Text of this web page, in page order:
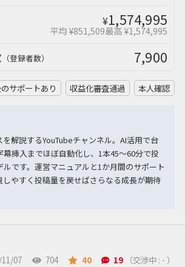
¥1,574,995
平均 ¥851,509最高 ¥1,574,995
（登録者数） 7,900
サポートあり 収益化審査通過 本人確認
解説するYouTubeチャンネル。AI活用で台
挿入までほぼ自動化し、1本45〜60分で投
です。運営マニュアルと1か月間のサポート
やすく投稿量を戻せばさらなる成長が期待
07
704 40 19 （交渉中 : - ）